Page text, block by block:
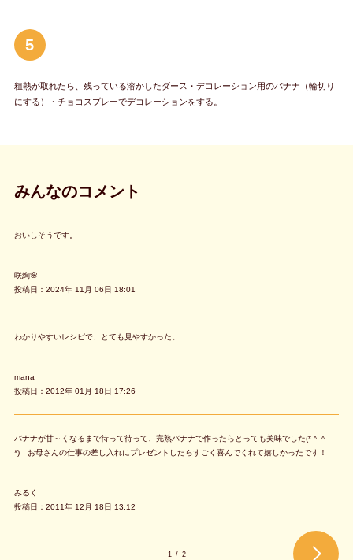
5
粗熱が取れたら、残っている溶かしたダース・デコレーション用のバナナ（輪切り
にする）・チョコスプレーでデコレーションをする。
みんなのコメント
おいしそうです。
咲絢🌸
投稿日：2024年 11月 06日 18:01
わかりやすいレシピで、とても見やすかった。
mana
投稿日：2012年 01月 18日 17:26
バナナが甘～くなるまで待って待って、完熟バナナで作ったらとっても美味でした(*＾＾
*) お母さんの仕事の差し入れにプレゼントしたらすごく喜んでくれて嬉しかったです！
みるく
投稿日：2011年 12月 18日 13:12
1 / 2